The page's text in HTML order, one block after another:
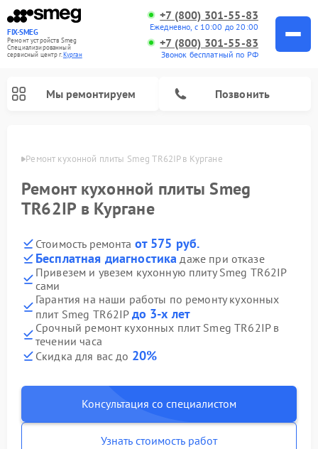
FIX-SMEG
Ремонт устройств Smeg
Специализированный
cервисный центр г.Курган
+7 (800) 301-55-83
Ежедневно, с 10:00 до 20:00
+7 (800) 301-55-83
Звонок бесплатный по РФ
Мы ремонтируем Позвонить
Ремонт кухонной плиты Smeg TR62IP в Кургане
Ремонт кухонной плиты Smeg
TR62IP в Кургане
Стоимость ремонта от 575 руб.
Бесплатная диагностика даже при отказе
Привезем и увезем кухонную плиту Smeg TR62IP
сами
Гарантия на наши работы по ремонту кухонных
плит Smeg TR62IP до 3-х лет
Срочный ремонт кухонных плит Smeg TR62IP в
течении часа
Скидка для вас до 20%
Консультация со специалистом
Узнать стоимость работ